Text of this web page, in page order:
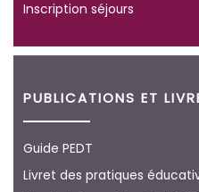
Inscription séjours
PUBLICATIONS ET
Guide PEDT
Livret des pratiques